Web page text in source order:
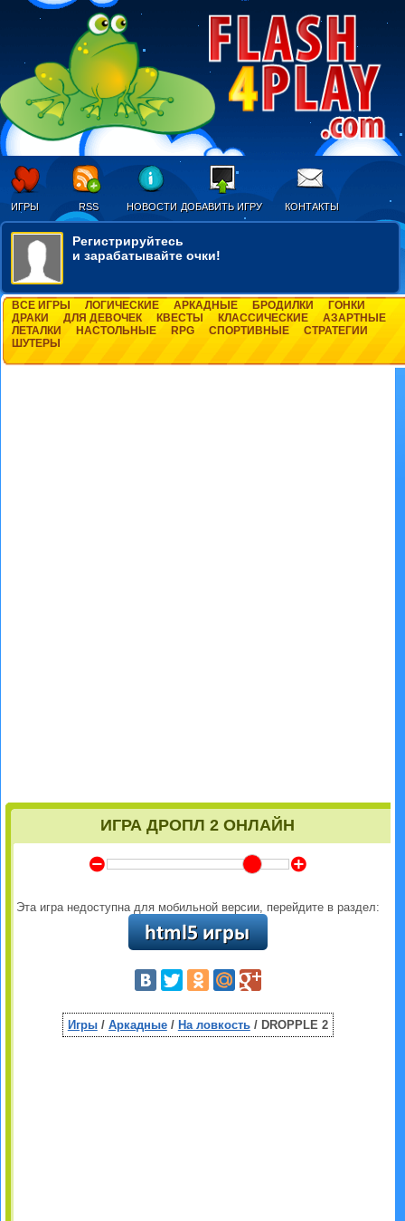
ИГРЫ RSS НОВОСТИ ДОБАВИТЬ ИГРУ КОНТАКТЫ
Регистрируйтесь
и зарабатывайте очки!
ВСЕ ИГРЫ ЛОГИЧЕСКИЕ АРКАДНЫЕ БРОДИЛКИ
ГОНКИ
ДРАКИ
ДЛЯ ДЕВОЧЕК КВЕСТЫ КЛАССИЧЕСКИЕ
АЗАРТНЫЕ
ЛЕТАЛКИ
НАСТОЛЬНЫЕ RPG СПОРТИВНЫЕ
СТРАТЕГИИ
ШУТЕРЫ
ИГРА ДРОПЛ 2 ОНЛАЙН
Y Z
Эта игра недоступна для мобильной версии, перейдите в раздел:
Игры/ Аркадные/ На ловкость/ DROPPLE 2